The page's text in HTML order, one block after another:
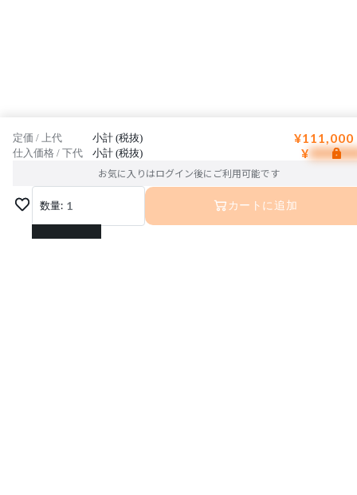
定価 / 上代 小計 (税抜) ¥111,000
仕入価格 / 下代 小計 (税抜) ¥
お気に入りはログイン後にご利用可能です
数量: 1
1
カートに追加